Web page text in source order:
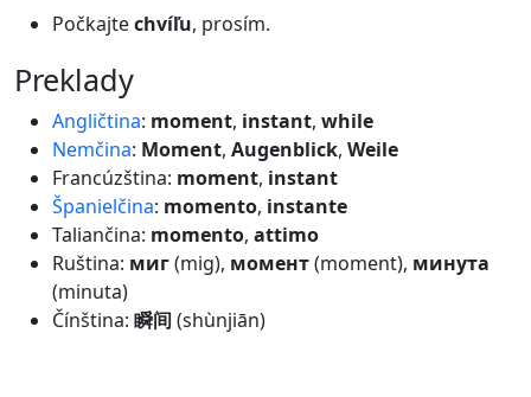
Počkajtechvíľu, prosím.
preklady
Angličtina: moment, instant, while
Nemčina: Moment, Augenblick, Weile
Francúzština: moment, instant
Španielčina: momento, instante
Taliančina: momento, attimo
Ruština: миг(mig), момент(moment), минута
(minuta)
Čínština: 瞬间 (shùnjiān)